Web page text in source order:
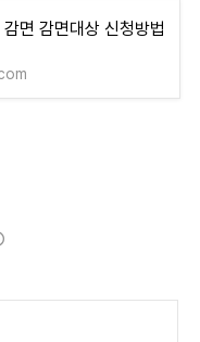
면 감면대상 신청방법